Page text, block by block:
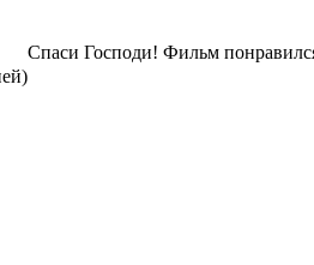
Спаси Господи! Фильм